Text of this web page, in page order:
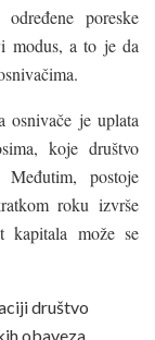
poreske
modus, a to je da
je uplata
koje društvo
postoje
roku izvrše
kapitala može se
društvo
obaveza.